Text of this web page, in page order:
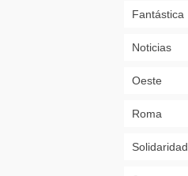
Fantástica
Noticias
Oeste
Roma
Solidaridad